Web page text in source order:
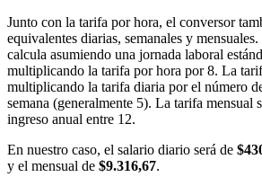
Junto con la tarifa por hora, el conversor
equivalentes diarias, semanales y
calcula asumiendo una jornada laboral
multiplicando la tarifa por hora por 8. La
multiplicando la tarifa diaria por el número
semana (generalmente 5). La tarifa mensual
ingreso anual entre 12.
En nuestro caso, el salario diario será de
y el mensual de $9.316,67.